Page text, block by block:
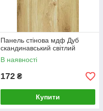
Панель стінова мдф Дуб
скандинавський світлий
В наявності
172 ₴
Купити